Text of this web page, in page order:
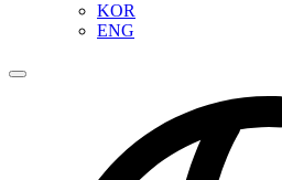
KOR
ENG